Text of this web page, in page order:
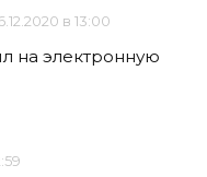
в 13:00
на электронную